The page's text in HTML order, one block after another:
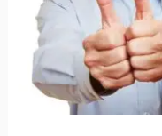
pleinement
l’instant
présent